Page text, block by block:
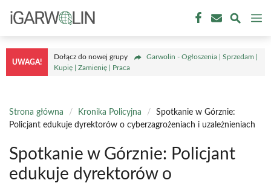
treści
UWAGA!
Dołącz do nowej grupy
Garwolin - Ogłoszenia | Sprzedam |
Kupię | Zamienię | Praca
Strona główna / Kronika Policyjna /
Spotkanie w Górznie:
Policjant edukuje dyrektorów o cyberzagrożeniach i uzależnieniach
Spotkanie w Górznie: Policjant
edukuje dyrektorów o